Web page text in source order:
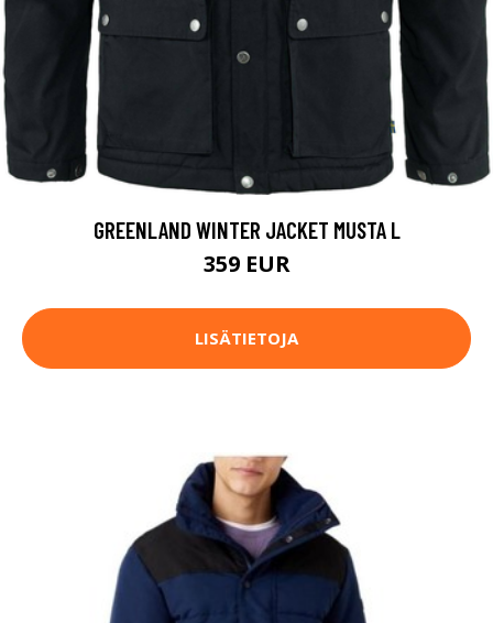
GREENLAND WINTER JACKET MUSTA L
359 EUR
LISÄTIETOJA